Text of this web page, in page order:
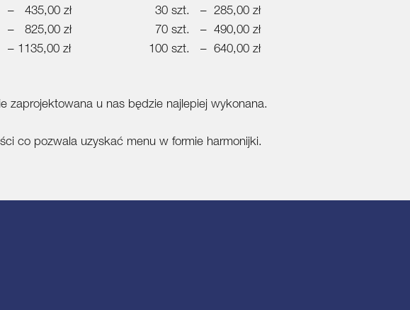
435,00 zł
825,00 zł
1135,00 zł
30 szt. – 285,00 zł
70 szt. – 490,00 zł
100 szt. – 640,00 zł
zaprojektowana u nas będzie najlepiej wykonana.
co pozwala uzyskać menu w formie harmonijki.